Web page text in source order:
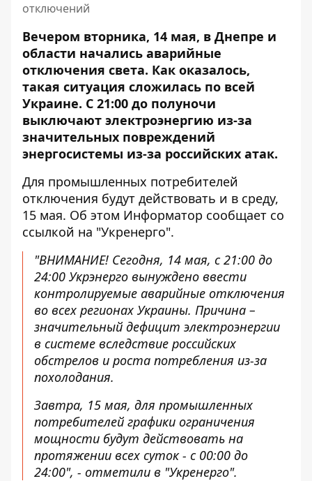
отключений
Вечером вторника, 14 мая, в Днепре и
области начались аварийные
отключения света. Как оказалось,
такая ситуация сложилась по всей
Украине. С 21:00 до полуночи
выключают электроэнергию из-за
значительных повреждений
энергосистемы из-за российских атак.
Для промышленных потребителей
отключения будут действовать и в среду,
15 мая. Об этом Информатор сообщает со
ссылкой на "Укренерго".
"ВНИМАНИЕ! Сегодня, 14 мая, с 21:00 до
24:00 Укрэнерго вынуждено ввести
контролируемые аварийные отключения
во всех регионах Украины. Причина –
значительный дефицит электроэнергии
в системе вследствие российских
обстрелов и роста потребления из-за
похолодания.
Завтра, 15 мая, для промышленных
потребителей графики ограничения
мощности будут действовать на
протяжении всех суток - с 00:00 до
24:00", - отметили в "Укренерго".